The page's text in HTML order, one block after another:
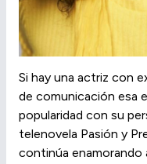
Si hay una actriz con
de comunicación esa
popularidad con su
telenovela Pasión y
continúa enamorando